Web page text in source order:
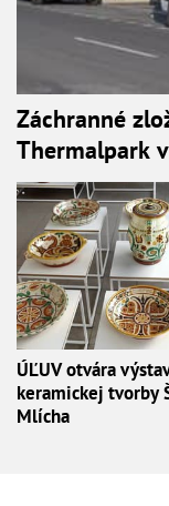
Záchranné
Thermalpark
ÚĽUV otvára
keramickej tvorby
Mlícha